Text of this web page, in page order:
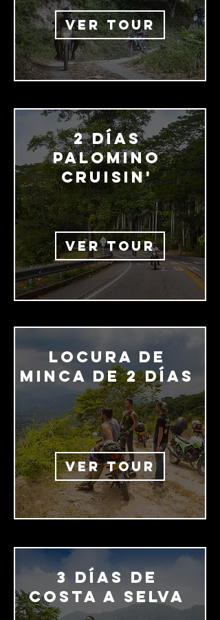
VER TOUR
2 días
Palomino
Cruisin'
VER TOUR
Locura de
Minca de 2 días
VER TOUR
3 días de
costa a selva